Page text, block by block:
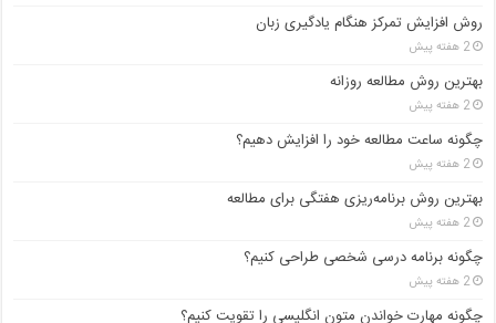
روش افزایش تمرکز هنگام یادگیری زبان
2 هفته پیش
بهترین روش مطالعه روزانه
2 هفته پیش
چگونه ساعت مطالعه خود را افزایش دهیم؟
2 هفته پیش
بهترین روش برنامه‌ریزی هفتگی برای مطالعه
2 هفته پیش
چگونه برنامه درسی شخصی طراحی کنیم؟
2 هفته پیش
چگونه مهارت خواندن متون انگلیسی را تقویت کنیم؟